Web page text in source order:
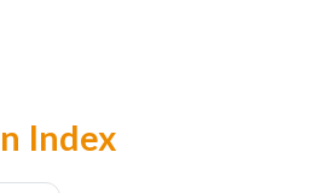
Index